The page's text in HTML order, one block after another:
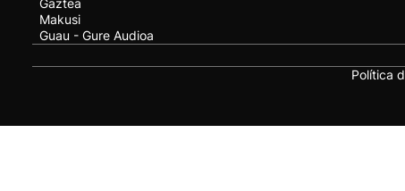
Gaztea
Makusi
Guau - Gure Audioa
Política